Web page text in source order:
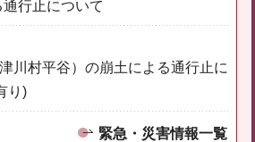
行止について
川村平谷）の崩土による通行止に
り)
緊急・災害情報一覧